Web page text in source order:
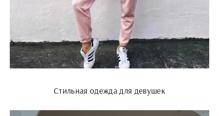
Стильная одежда для девушек